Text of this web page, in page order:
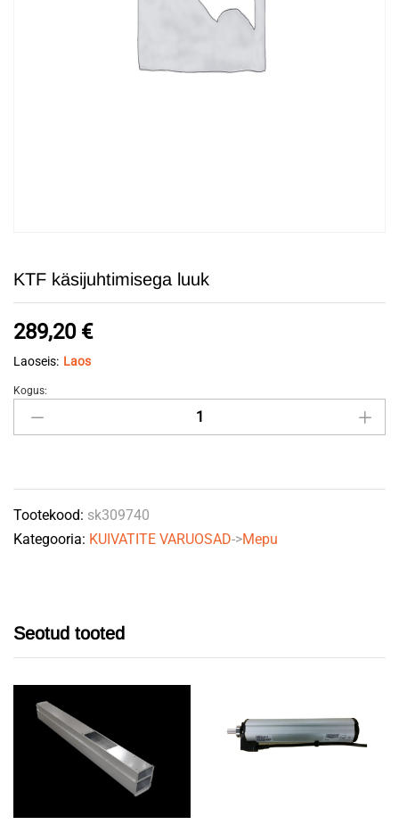
KTF käsijuhtimisega luuk
289,20 €
Laoseis: Laos
KTF
käsijuhtimisega
Kogus:
Tootekood: sk309740
Kategooria: KUIVATITE VARUOSAD->Mepu
Seotud tooted